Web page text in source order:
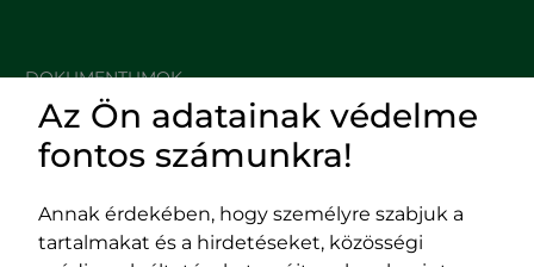
DOKUMENTUMOK
HASZNOS LINKEK
Impresszum
Az Ön adatainak védelme
fontos számunkra!
Annak érdekében, hogy személyre szabjuk a
tartalmakat és a hirdetéseket, közösségi